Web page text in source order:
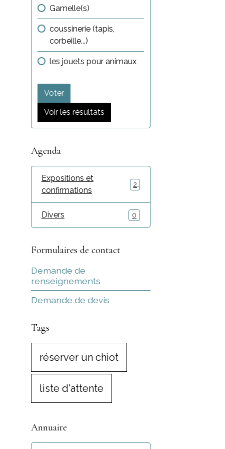
Gamelle(s)
coussinerie (tapis,
corbeille...)
les jouets pour animaux
Voter
Voir les résultats
Agenda
Expositions et
confirmations
2
Divers 0
Formulaires de contact
Demande de
renseignements
Demande de devis
Tags
réserver un chiot
liste d'attente
Annuaire